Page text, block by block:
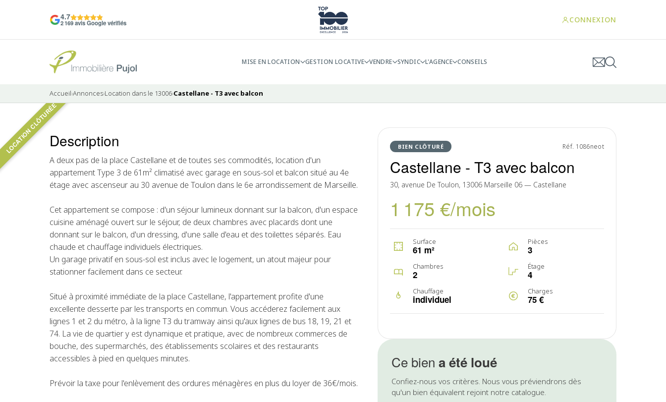
4.7
2 169 avis Google vérifiés CONNEXION
MISE EN LOCATION GESTION LOCATIVE VENDRE SYNDIC L'AGENCE CONSEILS
Accueil›Annonces›Location dans le 13006›Castellane - T3 avec balcon
LOCATION CLÔTURÉE BIEN CLÔTURÉ Réf. 1086neot
Castellane - T3 avec balcon
30, avenue De Toulon, 13006 Marseille 06 — Castellane
1 175 €/mois
Surface
61 m²
Pièces
3
Chambres
2
Étage
4
Chauffage
individuel
Charges
75 €
Ce biena été loué
Confiez-nous vos critères. Nous vous préviendrons dès
qu'un bien équivalent rejoint notre catalogue.
LOUÉ
Description
A deux pas de la place Castellane et de toutes ses commodités, location d'un
appartement Type 3 de 61m² climatisé avec garage en sous-sol et balcon situé au 4e
étage avec ascenseur au 30 avenue de Toulon dans le 6e arrondissement de Marseille.
Cet appartement se compose : d'un séjour lumineux donnant sur la balcon, d'un espace
cuisine aménagé ouvert sur le séjour, de deux chambres avec placards dont une
donnant sur le balcon, d'un dressing, d'une salle d'eau et des toilettes séparés. Eau
chaude et chauffage individuels électriques.
Un garage privatif en sous-sol est inclus avec le logement, un atout majeur pour
stationner facilement dans ce secteur.
Situé à proximité immédiate de la place Castellane, l'appartement profite d'une
excellente desserte par les transports en commun. Vous accéderez facilement aux
lignes 1 et 2 du métro, à la ligne T3 du tramway ainsi qu'aux lignes de bus 18, 19, 21 et
74. La vie de quartier y est dynamique et pratique, avec de nombreux commerces de
bouche, des supermarchés, des établissements scolaires et des restaurants
accessibles à pied en quelques minutes.
Prévoir la taxe pour l'enlèvement des ordures ménagères en plus du loyer de 36€/mois.